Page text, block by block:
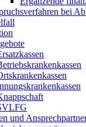
bei
und